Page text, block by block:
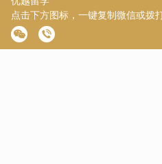
本人拖延症极其严重，所以一
很多家，最后选定#优越留学
师、文书老师、申请老师都超